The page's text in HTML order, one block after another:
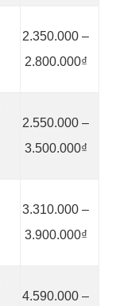
2.350.000 –
2.800.000₫
2.550.000 –
3.500.000₫
3.310.000 –
3.900.000₫
4.590.000 –